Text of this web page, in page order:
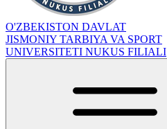
O'ZBEKISTON DAVLAT
JISMONIY TARBIYA VA SPORT
UNIVERSITETI NUKUS FILIALI